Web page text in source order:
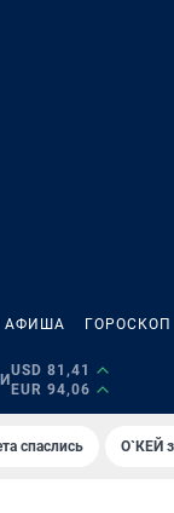
АФИША ГОРОСКОП
USD 81,41
EUR 94,06
спаслись О`КЕЙ